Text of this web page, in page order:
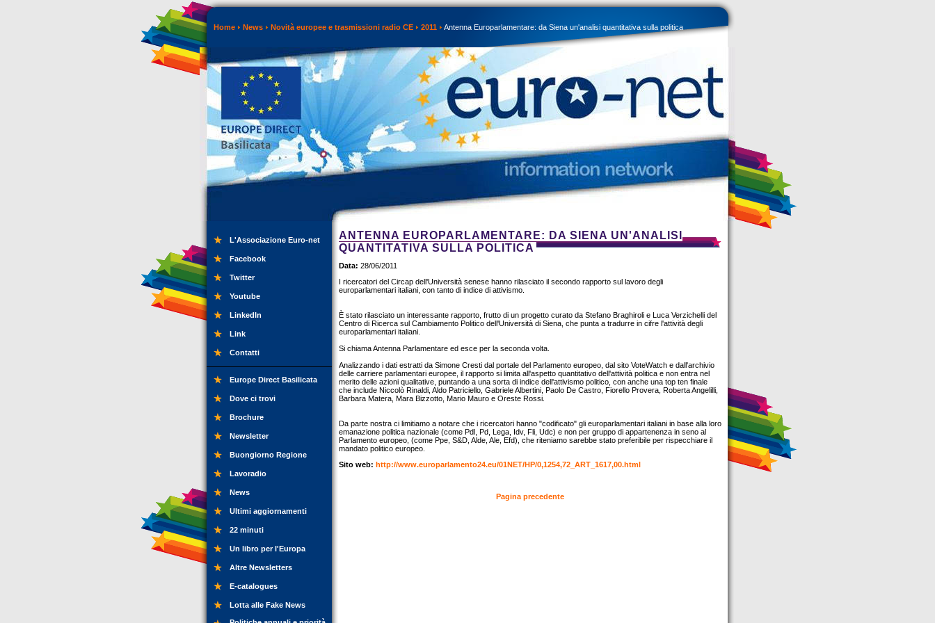
Home News Novità europee e trasmissioni radio CE 2011 Antenna Europarlamentare: da Siena un'analisi quantitativa sulla politica
L'Associazione Euro-net
Facebook
Twitter
Youtube
LinkedIn
Link
Contatti
Europe Direct Basilicata
Dove ci trovi
Brochure
Newsletter
Buongiorno Regione
Lavoradio
News
Ultimi aggiornamenti
22 minuti
Un libro per l'Europa
Altre Newsletters
E-catalogues
Lotta alle Fake News
ANTENNA EUROPARLAMENTARE: DA SIENA UN'ANALISI
QUANTITATIVA SULLA POLITICA
Data: 28/06/2011
I ricercatori del Circap dell'Università senese hanno rilasciato il secondo rapporto sul lavoro degli
europarlamentari italiani, con tanto di indice di attivismo.
È stato rilasciato un interessante rapporto, frutto di un progetto curato da Stefano Braghiroli e Luca Verzichelli del
Centro di Ricerca sul Cambiamento Politico dell'Università di Siena, che punta a tradurre in cifre l'attività degli
europarlamentari italiani.
Si chiama Antenna Parlamentare ed esce per la seconda volta.
Analizzando i dati estratti da Simone Cresti dal portale del Parlamento europeo, dal sito VoteWatch e dall'archivio
delle carriere parlamentari europee, il rapporto si limita all'aspetto quantitativo dell'attività politica e non entra nel
merito delle azioni qualitative, puntando a una sorta di indice dell'attivismo politico, con anche una top ten finale
che include Niccolò Rinaldi, Aldo Patriciello, Gabriele Albertini, Paolo De Castro, Fiorello Provera, Roberta Angelilli,
Barbara Matera, Mara Bizzotto, Mario Mauro e Oreste Rossi.
Da parte nostra ci limitiamo a notare che i ricercatori hanno "codificato" gli europarlamentari italiani in base alla loro
emanazione politica nazionale (come Pdl, Pd, Lega, Idv, Fli, Udc) e non per gruppo di appartenenza in seno al
Parlamento europeo, (come Ppe, S&D, Alde, Ale, Efd), che riteniamo sarebbe stato preferibile per rispecchiare il
mandato politico europeo.
Sito web: http://www.europarlamento24.eu/01NET/HP/0,1254,72_ART_1617,00.html
Pagina precedente